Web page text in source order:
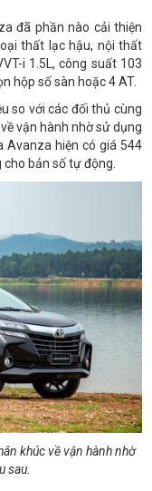
đã phần nào cải thiện
thất lạc hậu, nội thất
i 1.5L, công suất 103
hộp số sàn hoặc 4 AT.
so với các đối thủ cùng
vận hành nhờ sử dụng
Avanza hiện có giá 544
bản số tự động.
khúc về vận hành nhờ
sau.